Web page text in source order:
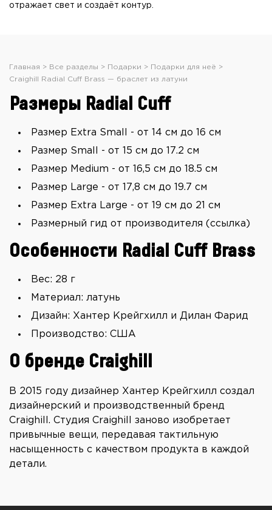
отражает свет и создаёт контур.
Главная Все разделы Подарки
Подарки для неё
Craighill Radial Cuff Brass — браслет из латуни
Размеры Radial Cuff
Размер Extra Small - от 14 см до 16 см
Размер Small - от 15 см до 17.2 см
Размер Medium - от 16,5 см до 18.5 см
Размер Large - от 17,8 см до 19.7 см
Размер Extra Large - от 19 см до 21 см
Размерный гид от производителя ( ссылка )
Особенности Radial Cuff Brass
Вес: 28 г
Материал: латунь
Дизайн: Хантер Крейгхилл и Дилан Фарид
Производство: США
О бренде Craighill
В 2015 году дизайнер Хантер Крейгхилл создал
дизайнерский и производственный бренд
Craighill. Студия Craighill заново изобретает
привычные вещи, передавая тактильную
насыщенность с качеством продукта в каждой
детали.